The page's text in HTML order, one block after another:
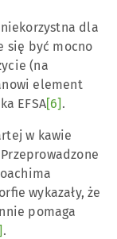
dla
się być mocno
(na
element
EFSA[6] .
w kawie
wykazały, że
pomaga
.